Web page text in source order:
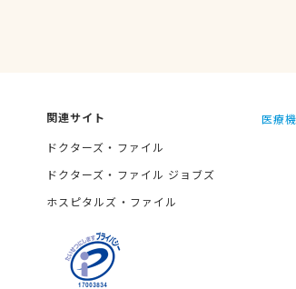
関連サイト
ドクターズ・ファイル
ドクターズ・ファイル ジョブズ
ホスピタルズ・ファイル
医療